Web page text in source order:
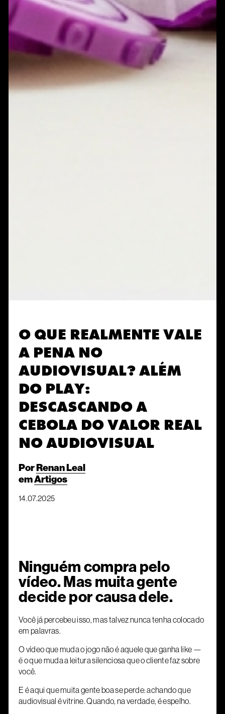
O QUE REALMENTE VALE
A PENA NO
AUDIOVISUAL? ALÉM
DO PLAY:
DESCASCANDO A
CEBOLA DO VALOR REAL
NO AUDIOVISUAL
PorRenan Leal
emArtigos
14.07.2025
Ninguém compra pelo
vídeo. Mas muita gente
decide por causa dele.
Você já percebeu isso, mas talvez nunca tenha colocado
em palavras.
O vídeo que muda o jogo não é aquele que ganha like —
é o que muda a leitura silenciosa que o cliente faz sobre
você.
E é aqui que muita gente boa se perde: achando que
audiovisual é vitrine. Quando, na verdade, é espelho.